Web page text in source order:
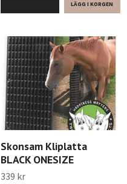
Skonsam Kliplatta
BLACK ONESIZE
339 kr